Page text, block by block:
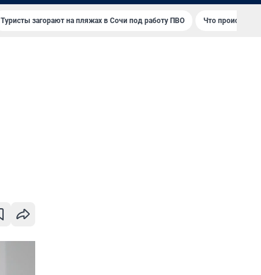
Туристы загорают на пляжах в Сочи под работу ПВО Что происходит